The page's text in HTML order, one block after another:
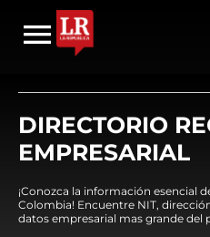
DIRECTORIO
EMPRESARIAL
¡Conozca la información esencial
Colombia! Encuentre NIT,
datos empresarial mas grande del